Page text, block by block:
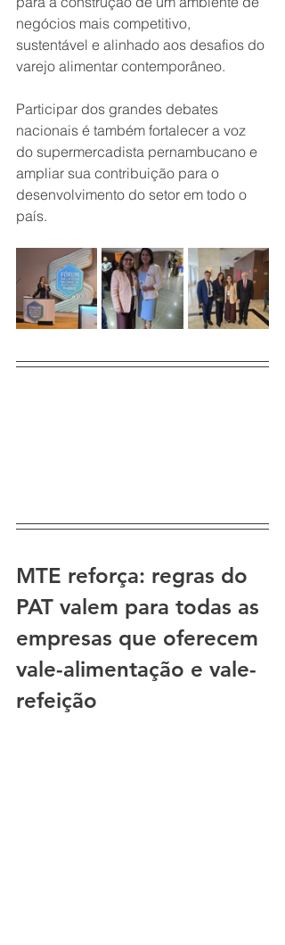
negócios mais competitivo,
sustentável e alinhado aos desafios do
varejo alimentar contemporâneo.
Participar dos grandes debates
nacionais é também fortalecer a voz
do supermercadista pernambucano e
ampliar sua contribuição para o
desenvolvimento do setor em todo o
país.
MTE reforça: regras do
PAT valem para todas as
empresas que oferecem
vale-alimentação e vale-
refeição